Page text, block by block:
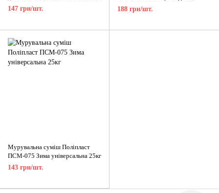
25кг
147 грн/шт.
керамоблоку 20 кг
188 грн/шт.
Мурувальна суміш Поліпласт
ПСМ-075 Зима універсальна 25кг
143 грн/шт.